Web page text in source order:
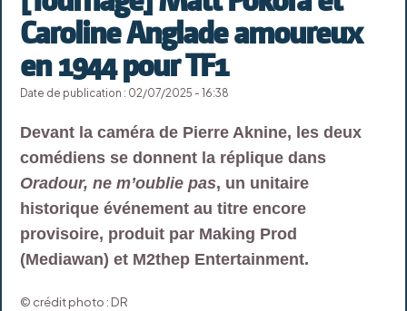
Caroline Anglade amoureux
en 1944 pour TF1
Date de publication : 02/07/2025 - 16:38
Devant la caméra de Pierre Aknine, les deux
comédiens se donnent la réplique dans
Oradour, ne m’oublie pas, un unitaire
historique événement au titre encore
provisoire, produit par Making Prod
(Mediawan) et M2thep Entertainment.
© crédit photo : DR